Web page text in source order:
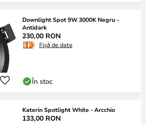
Downlight Spot 9W 3000K Negru -
Antidark
230,00 RON
Fișă de date
În stoc
Katerin Spotlight White - Arcchio
133,00 RON